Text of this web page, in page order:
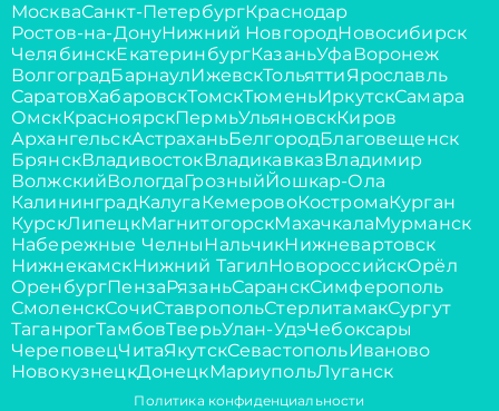
МоскваСанкт-ПетербургКраснодар
Ростов-на-ДонуНижний НовгородНовосибирск
ЧелябинскЕкатеринбургКазаньУфаВоронеж
ВолгоградБарнаулИжевскТольяттиЯрославль
СаратовХабаровскТомскТюменьИркутскСамара
ОмскКрасноярскПермьУльяновскКиров
АрхангельскАстраханьБелгородБлаговещенск
БрянскВладивостокВладикавказВладимир
ВолжскийВологдаГрозныйЙошкар-Ола
КалининградКалугаКемеровоКостромаКурган
КурскЛипецкМагнитогорскМахачкалаМурманск
Набережные ЧелныНальчикНижневартовск
НижнекамскНижний ТагилНовороссийскОрёл
ОренбургПензаРязаньСаранскСимферополь
СмоленскСочиСтавропольСтерлитамакСургут
ТаганрогТамбовТверьУлан-УдэЧебоксары
ЧереповецЧитаЯкутскСевастопольИваново
НовокузнецкДонецкМариупольЛуганск
Политика конфиденциальности